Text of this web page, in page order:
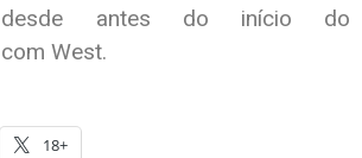
antes do início do
West.
18+